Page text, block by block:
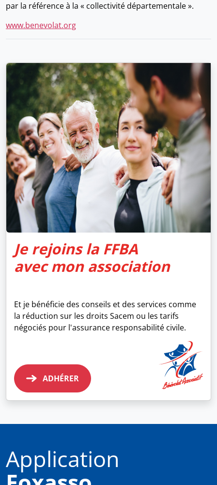
par la référence à la « collectivité départementale ».
www.benevolat.org
Je rejoins la FFBA
avec mon association
Et je bénéficie des conseils et des services comme
la réduction sur les droits Sacem ou les tarifs
négociés pour l'assurance responsabilité civile.
ADHÉRER
Application